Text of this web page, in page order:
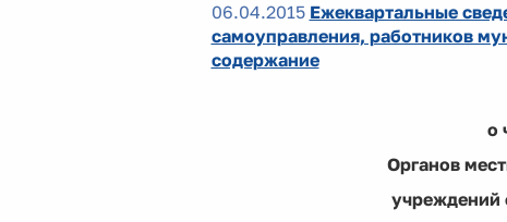
06.04.2015 Ежеквартальные
самоуправления, работников
содержание
о
Органов
учреждений